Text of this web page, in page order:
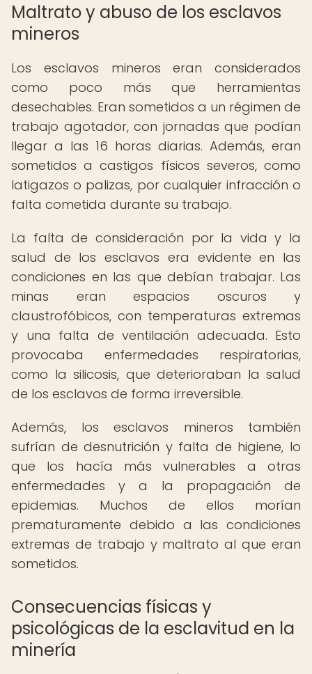
Maltrato y abuso de los esclavos
mineros
Los esclavos mineros eran considerados
como poco más que herramientas
desechables. Eran sometidos a un régimen de
trabajo agotador, con jornadas que podían
llegar a las 16 horas diarias. Además, eran
sometidos a castigos físicos severos, como
latigazos o palizas, por cualquier infracción o
falta cometida durante su trabajo.
La falta de consideración por la vida y la
salud de los esclavos era evidente en las
condiciones en las que debían trabajar. Las
minas eran espacios oscuros y
claustrofóbicos, con temperaturas extremas
y una falta de ventilación adecuada. Esto
provocaba enfermedades respiratorias,
como la silicosis, que deterioraban la salud
de los esclavos de forma irreversible.
Además, los esclavos mineros también
sufrían de desnutrición y falta de higiene, lo
que los hacía más vulnerables a otras
enfermedades y a la propagación de
epidemias. Muchos de ellos morían
prematuramente debido a las condiciones
extremas de trabajo y maltrato al que eran
sometidos.
Consecuencias físicas y
psicológicas de la esclavitud en la
minería